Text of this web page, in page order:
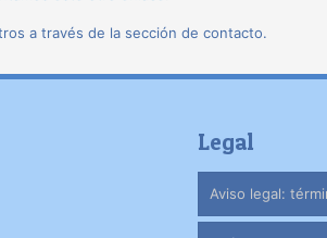
a través de la sección de contacto.
Legal
Aviso legal: